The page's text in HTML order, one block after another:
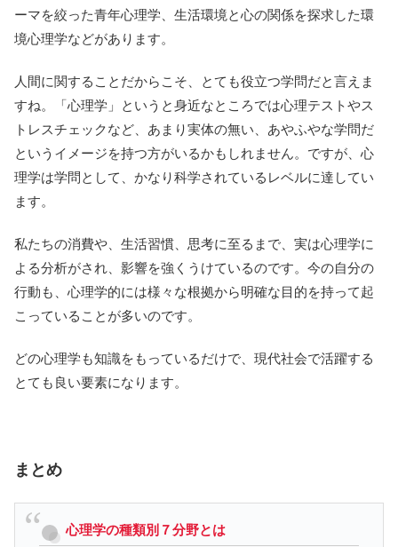
ーマを絞った青年心理学、生活環境と心の関係を探求した環
境心理学などがあります。
人間に関することだからこそ、とても役立つ学問だと言えま
すね。「心理学」というと身近なところでは心理テストやス
トレスチェックなど、あまり実体の無い、あやふやな学問だ
というイメージを持つ方がいるかもしれません。ですが、心
理学は学問として、かなり科学されているレベルに達してい
ます。
私たちの消費や、生活習慣、思考に至るまで、実は心理学に
よる分析がされ、影響を強くうけているのです。今の自分の
行動も、心理学的には様々な根拠から明確な目的を持って起
こっていることが多いのです。
どの心理学も知識をもっているだけで、現代社会で活躍する
とても良い要素になります。
まとめ
心理学の種類別７分野とは